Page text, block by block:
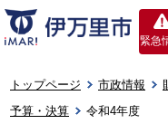
緊急
トップページ 市政情報
予算・決算
令和4年度